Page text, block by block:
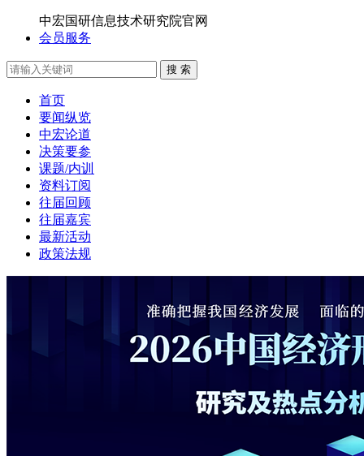
中宏国研信息技术研究院官网
会员服务
搜 索
首页
要闻纵览
中宏论道
决策要参
课题/内训
资料订阅
往届回顾
往届嘉宾
最新活动
政策法规